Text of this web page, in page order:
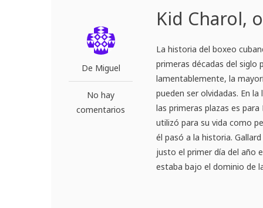
De Miguel
No hay
comentarios
Kid Charol,
La historia del boxeo
primeras décadas del siglo
lamentablemente, la
pueden ser olvidadas. En
las primeras plazas es
utilizó para su vida como
él pasó a la historia.
justo el primer día del año
estaba bajo el dominio de